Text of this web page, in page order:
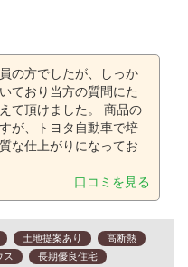
の方でしたが、しっか
ており当方の質問にた
て頂けました。 商品の
が、トヨタ自動車で培
な仕上がりになってお
口コミを見る
土地提案あり
高断熱
ス
長期優良住宅